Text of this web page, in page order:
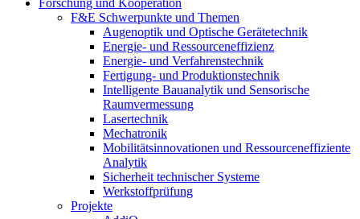
Forschung und Kooperation
F&E Schwerpunkte und Themen
Augenoptik und Optische Gerätetechnik
Energie- und Ressourceneffizienz
Energie- und Verfahrenstechnik
Fertigung- und Produktionstechnik
Intelligente Bauanalytik und Sensorische
Raumvermessung
Lasertechnik
Mechatronik
Mobilitätsinnovationen und Ressourceneffiziente
Analytik
Sicherheit technischer Systeme
Werkstoffprüfung
Projekte